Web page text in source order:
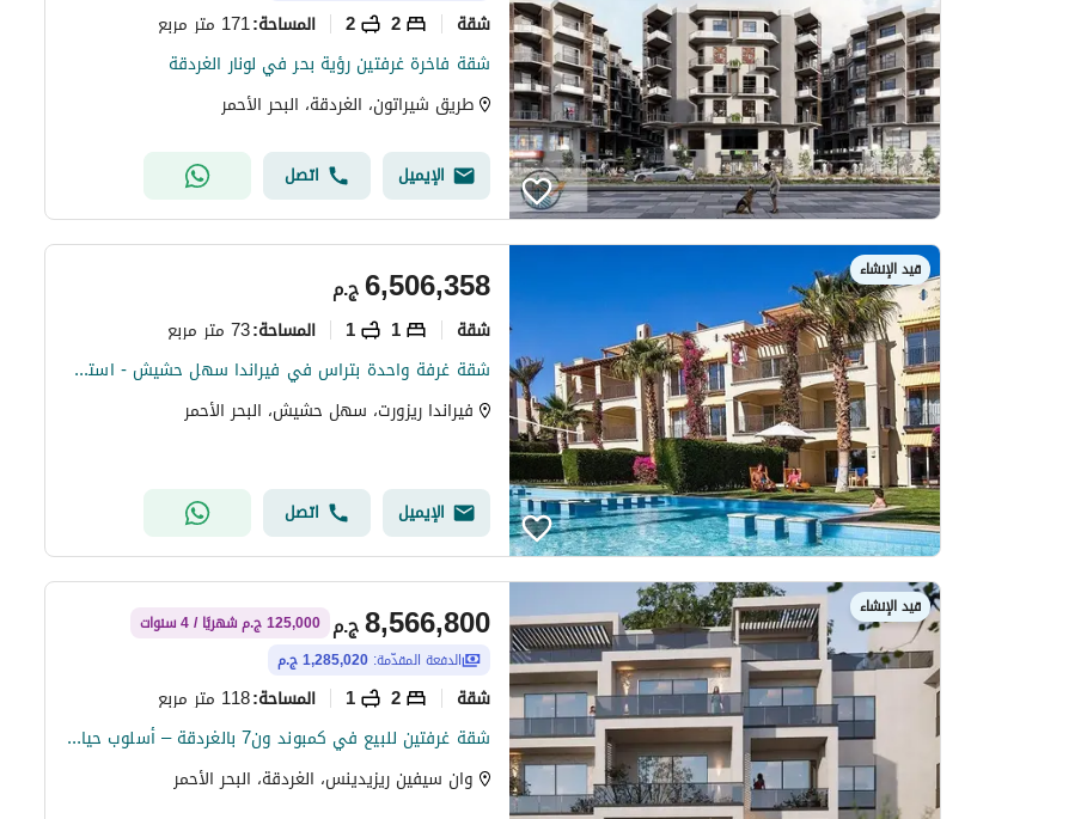
شقة 2
2 المساحة:171 متر مربع
شقة فاخرة غرفتين رؤية بحر في لونار الغردقة
طريق شيراتون، الغردقة، البحر الأحمر
الإيميل اتصل
قيد الإنشاء
ج.م6,506,358
شقة 1
1 المساحة:73 متر مربع
شقة غرفة واحدة بتراس في فيراندا سهل حشيش - استلام نوفمبر 2026 | 115,000 يورو
فيراندا ريزورت، سهل حشيش، البحر الأحمر
الإيميل اتصل
قيد الإنشاء
ج.م8,566,800
125,000 ج.م شهريًا / 4 سنوات
الدفعة المقدّمة: 1,285,020 ج.م
شقة 2
1 المساحة:118 متر مربع
شقة غرفتين للبيع في كمبوند ون7 بالغردقة – أسلوب حياة عصري
وان سيفين ريزيدينس، الغردقة، البحر الأحمر